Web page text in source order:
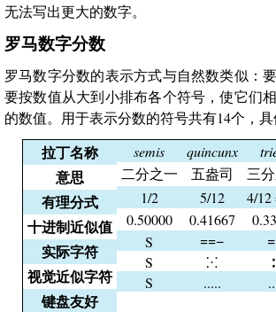
无法写出更大的数字。
罗马数字分数
罗马数字分数的表示方式与自然数类似：
要按数值从大到小排布各个符号，使它们
的数值。用于表示分数的符号共有14个，具
拉丁名称
意思
有理分式
十进制近似值
实际字符
视觉近似字符
键盘友好
semis
二分之一
1/2
0.50000
S
S
S
quincunx
五盎司
5/12
0.41667
𐆐𐆐𐆑
⁙
.....
三
4/12